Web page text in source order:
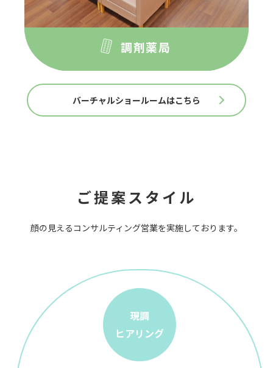
調剤薬局
バーチャルショールームはこちら
ご提案スタイル
顔の⾒えるコンサルティング営業を実施しております。
現調
ヒアリング